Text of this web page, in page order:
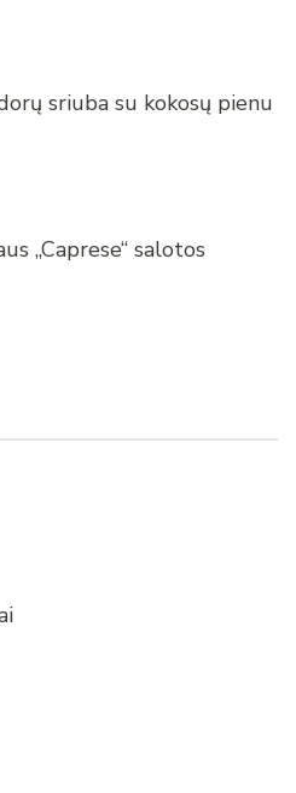
sriuba su kokosų pienu
„Caprese“ salotos